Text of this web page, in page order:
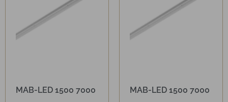
MAB-LED 1500 7000 MAB-LED 1500 7000